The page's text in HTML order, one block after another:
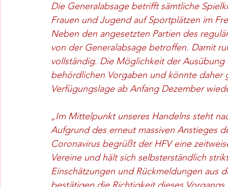
Die Generalabsage betrifft sämtliche
Frauen und Jugend auf Sportplätzen im
Neben den angesetzten Partien des
von der Generalabsage betroffen. Damit
vollständig. Die Möglichkeit der
behördlichen Vorgaben und könnte
Verfügungslage ab Anfang Dezember
„Im Mittelpunkt unseres Handelns steht
Aufgrund des erneut massiven Anstieges
Coronavirus begrüßt der HFV eine
Vereine und hält sich selbsterständlich
Einschätzungen und Rückmeldungen aus